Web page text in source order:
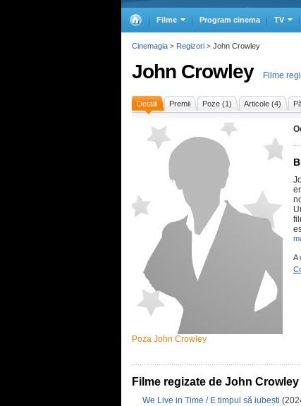
Filme Program cinema TV
John Crowley Filme
Detalii Premii Poze (1) Articole (4)
Poza John Crowley
A
Filme regizate de John Crowley
We Live in Time / E timpul să iubești
Cinemagia > Regizori > John Crowley